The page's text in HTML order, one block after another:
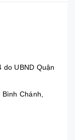
do UBND Quận
Chánh,